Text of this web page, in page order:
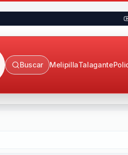
Buscar MelipillaTalagante